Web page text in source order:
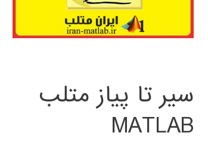
سیر تا پیاز متلب
MATLAB